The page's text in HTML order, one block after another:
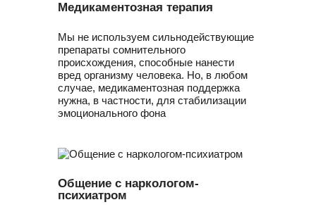
Медикаментозная терапия
Мы не используем сильнодействующие
препараты сомнительного
происхождения, способные нанести
вред организму человека. Но, в любом
случае, медикаментозная поддержка
нужна, в частности, для стабилизации
эмоционального фона
Общение с наркологом-
психиатром